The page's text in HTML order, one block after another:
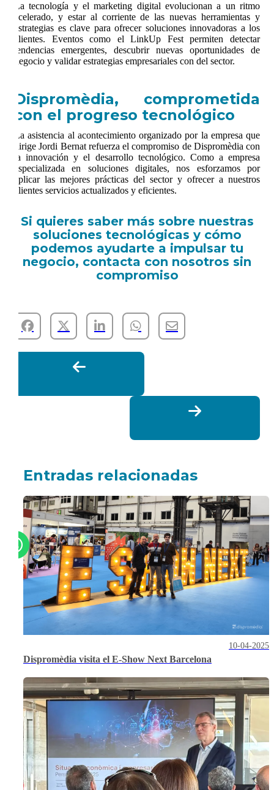
La tecnología y el marketing digital evolucionan a un ritmo
acelerado, y estar al corriente de las nuevas herramientas y
estrategias es clave para ofrecer soluciones innovadoras a los
clientes. Eventos como el LinkUp Fest permiten detectar
tendencias emergentes, descubrir nuevas oportunidades de
negocio y validar estrategias empresariales con del sector.
Dispromèdia, comprometida
con el progreso tecnológico
La asistencia al acontecimiento organizado por la empresa que
dirige Jordi Bernat refuerza el compromiso de Dispromèdia con
la innovación y el desarrollo tecnológico. Como a empresa
especializada en soluciones digitales, nos esforzamos por
aplicar las mejores prácticas del sector y ofrecer a nuestros
clientes servicios actualizados y eficientes.
Si quieres saber más sobre nuestras
soluciones tecnológicas y cómo
podemos ayudarte a impulsar tu
negocio, contacta con nosotros sin
compromiso
Entradas relacionadas
Dispromèdia visita el E-Show Next Barcelona
10-04-2025